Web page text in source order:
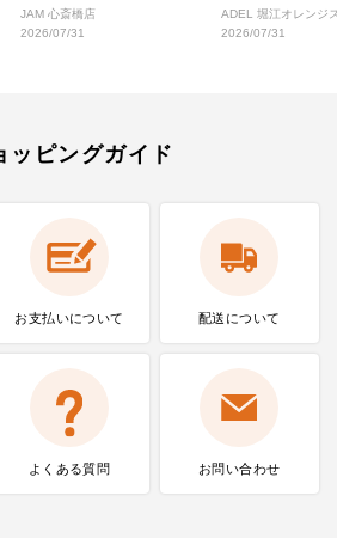
なし完全ガイド
JAM 心斎橋店
2026/07/31
ル
ADEL 堀江オレンジ
2026/07/31
ッピングガイド
お支払いについて 配送について
よくある質問 お問い合わせ